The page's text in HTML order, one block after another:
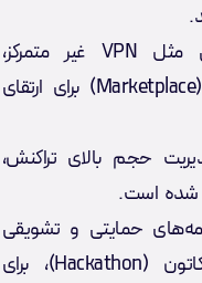
کیوبتیکس سرویس‌هایی مثل VPN غیر متمرکز،
کارت‌های مجازی و پلتفرم خرید و فروش (Marketplace) برای ارتقای
حجم بالای تراکنش‌،
شده است.
حمایتی و تشویقی
مانند باگ بانتی (Bug Bounty) و هکاتون (Hackathon)، برای